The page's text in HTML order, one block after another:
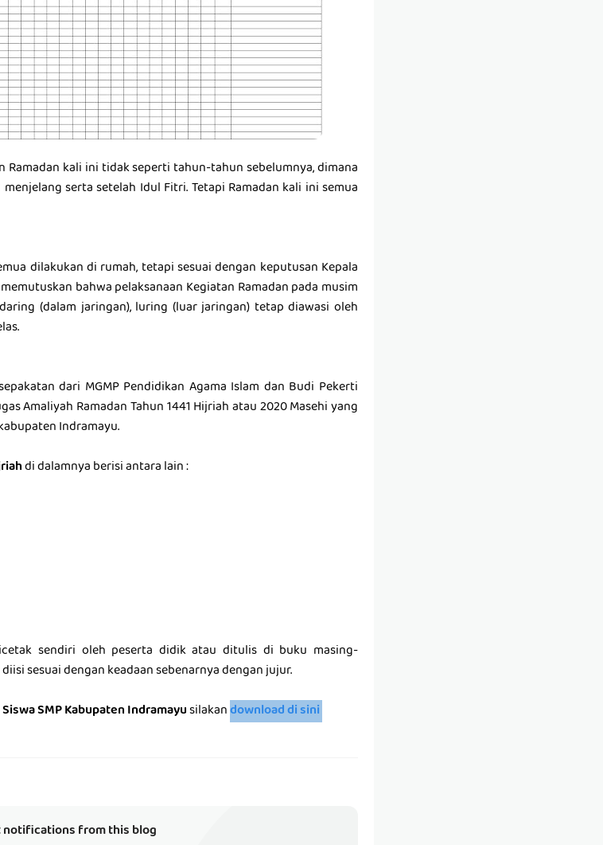
Ramadan kali ini tidak seperti tahun-tahun sebelumnya, dimana
serta setelah Idul Fitri. Tetapi Ramadan kali ini semua
dilakukan di rumah, tetapi sesuai dengan keputusan Kepala
bahwa pelaksanaan Kegiatan Ramadan pada musim
(dalam jaringan), luring (luar jaringan) tetap diawasi oleh
dari MGMP Pendidikan Agama Islam dan Budi Pekerti
Amaliyah Ramadan Tahun 1441 Hijriah atau 2020 Masehi yang
Indramayu.
di dalamnya berisi antara lain :
sendiri oleh peserta didik atau ditulis di buku masing-
sesuai dengan keadaan sebenarnya dengan jujur.
SMP Kabupaten Indramayusilakandownload di sini
notifications from this blog